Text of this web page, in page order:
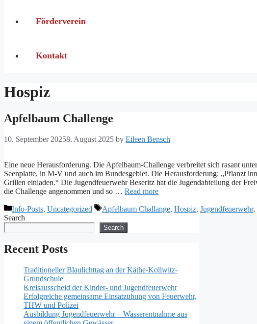
Förderverein
Kontakt
Hospiz
Apfelbaum Challenge
10. September 20258. August 2025 by Eileen Bensch
Eine neue Herausforderung. Die Apfelbaum-Challenge verbreitet sich rasant
Seenplatte, in M-V und auch im Bundesgebiet. Die Herausforderung: „Pflanzt
Grillen einladen.“ Die Jugendfeuerwehr Beseritz hat die Jugendabteilung der
die Challenge angenommen und so … Read more
Categories
Info-Posts, Uncategorized Tags
Apfelbaum Challange, Hospiz, Jugendfeuerwehr,
Search
Search
Recent Posts
Traditioneller Blaulichttag an der Käthe-Kollwitz-
Grundschule
Kreisausscheid der Kinder- und Jugendfeuerwehr
Erfolgreiche gemeinsame Einsatzübung von Feuerwehr,
THW und Polizei
Ausbildung Jugendfeuerwehr – Wasserentnahme aus